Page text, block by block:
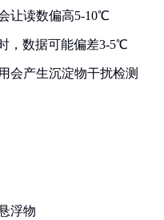
让读数偏高5-10℃
，数据可能偏差3-5℃
会产生沉淀物干扰检测
浮物